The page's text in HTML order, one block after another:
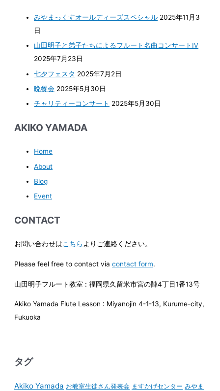
みやまっくすオールディーズスペシャル 2025年11月3
日
山田明子と弟子たちによるフルート名曲コンサートⅣ
2025年7月23日
七夕フェスタ 2025年7月2日
晩餐会 2025年5月30日
チャリティーコンサート 2025年5月30日
AKIKO YAMADA
Home
About
Blog
Event
CONTACT
お問い合わせはこちらよりご連絡ください。
Please feel free to contact viacontact form.
山田明子フルート教室 : 福岡県久留米市宮の陣4丁目1番13号
Akiko Yamada Flute Lesson : Miyanojin 4-1-13, Kurume-city,
Fukuoka
タグ
Akiko Yamada お教室生徒さん発表会 ますかげセンター みやま